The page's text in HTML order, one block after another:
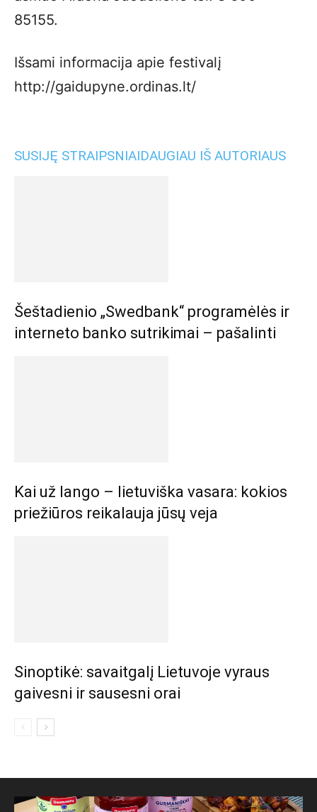
85155.
Išsami informacija apie festivalį
http://gaidupyne.ordinas.lt/
SUSIJĘ STRAIPSNIAIDAUGIAU IŠ AUTORIAUS
Šeštadienio „Swedbank“ programėlės ir
interneto banko sutrikimai – pašalinti
Kai už lango – lietuviška vasara: kokios
priežiūros reikalauja jūsų veja
Sinoptikė: savaitgalį Lietuvoje vyraus
gaivesni ir sausesni orai